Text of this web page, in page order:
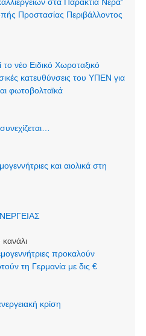
Προστασίας Περιβάλλοντος
το νέο Ειδικό Χωροταξικό
κατευθύνσεις του ΥΠΕΝ για
φωτοβολταϊκά
και αιολικά στη
προκαλούν
τη Γερμανία με δις €
κρίση